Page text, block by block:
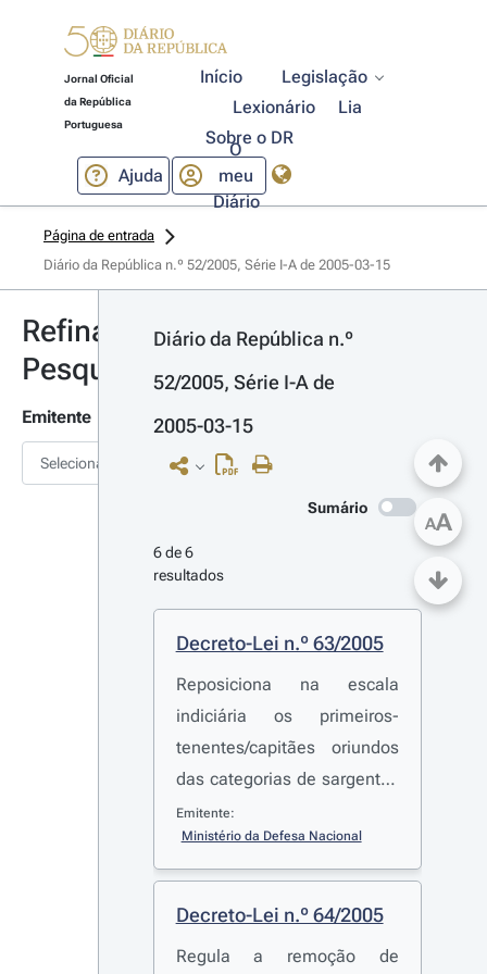
Jornal Oficial
da República
Portuguesa
Início
Legislação
Lexionário
Lia
Sobre o DR
Ajuda
O
meu
Diário
Página de entrada
Diário da República n.º 52/2005, Série I-A de 2005-03-15
Refinar
Pesquisa
Emitente
Selecionar
Diário da República n.º
52/2005, Série I-A de
2005-03-15
Sumário
6 de 6
resultados
Decreto-Lei n.º 63/2005
Reposiciona na escala
indiciária os primeiros-
tenentes/capitães oriundos
das categorias de sargentos
e praças dos quadros
permanentes das Forças
Armadas que transitem para
a reserva ou reforma
Emitente:
Ministério da Defesa Nacional
Decreto-Lei n.º 64/2005
Regula a remoção de
AA